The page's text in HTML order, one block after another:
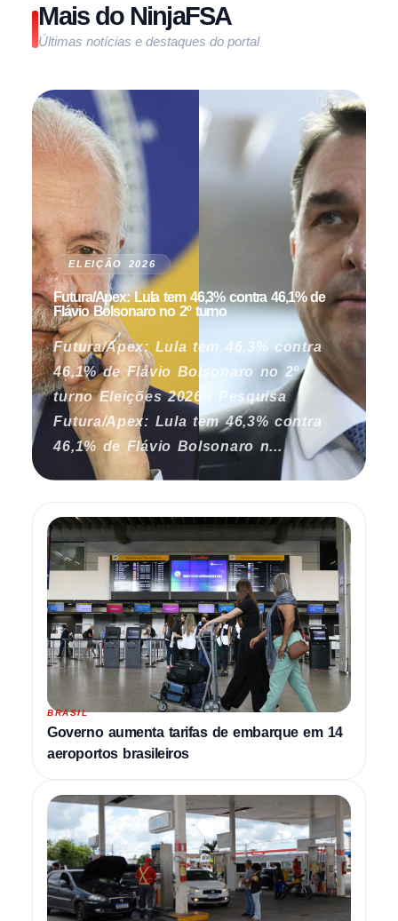
Mais do NinjaFSA
Últimas notícias e destaques do portal
ELEIÇÃO 2026
Futura/Apex: Lula tem 46,3% contra 46,1% de
Flávio Bolsonaro no 2º turno
Futura/Apex: Lula tem 46,3% contra
46,1% de Flávio Bolsonaro no 2º
turno Eleições 2026 / Pesquisa
Futura/Apex: Lula tem 46,3% contra
46,1% de Flávio Bolsonaro n...
BRASIL
Governo aumenta tarifas de embarque em 14
aeroportos brasileiros